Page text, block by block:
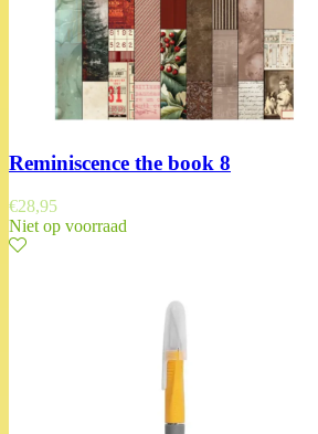
Reminiscence the book 8
€28,95
Niet op voorraad